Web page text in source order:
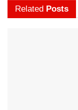
Related Posts